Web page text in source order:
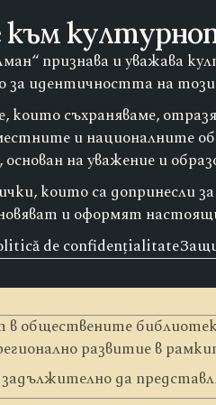
към
признава и уважава
за идентичността на този
съхраняваме,
и националните
на уважение и
които са допринесли
и оформят
de confidențialitate
развитие в
да